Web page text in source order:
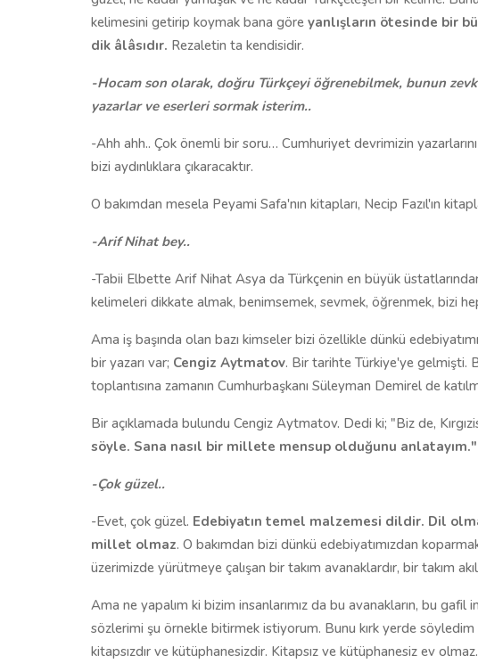
kelimesini getirip koymak bana göre yanlışların ötesinde bir
dik âlâsıdır. Rezaletin ta kendisidir.
-Hocam son olarak, doğru Türkçeyi öğrenebilmek, bunun
yazarlar ve eserleri sormak isterim..
-Ahh ahh.. Çok önemli bir soru… Cumhuriyet devrimizin
bizi aydınlıklara çıkaracaktır.
O bakımdan mesela Peyami Safa'nın kitapları, Necip Fazıl'ın
-Arif Nihat bey..
-Tabii Elbette Arif Nihat Asya da Türkçenin en büyük
kelimeleri dikkate almak, benimsemek, sevmek, öğrenmek, bizi hep
Ama iş başında olan bazı kimseler bizi özellikle dünkü
bir yazarı var; Cengiz Aytmatov. Bir tarihte Türkiye'ye gelmişti.
toplantısına zamanın Cumhurbaşkanı Süleyman Demirel de
Bir açıklamada bulundu Cengiz Aytmatov. Dedi ki; "Biz de,
söyle. Sana nasıl bir millete mensup olduğunu anlatayım."
-Çok güzel..
-Evet, çok güzel. Edebiyatın temel malzemesi dildir. Dil
millet olmaz. O bakımdan bizi dünkü edebiyatımızdan
üzerimizde yürütmeye çalışan bir takım avanaklardır, bir takım
Ama ne yapalım ki bizim insanlarımız da bu avanakların, bu gafil
sözlerimi şu örnekle bitirmek istiyorum. Bunu kırk yerde
kitapsızdır ve kütüphanesizdir. Kitapsız ve kütüphanesiz ev olmaz.